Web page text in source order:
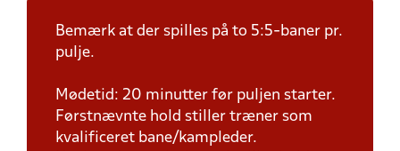
Bemærk at der spilles på to 5:5-baner pr.
pulje.
Mødetid: 20 minutter før puljen starter.
Førstnævnte hold stiller træner som
kvalificeret bane/kampleder.